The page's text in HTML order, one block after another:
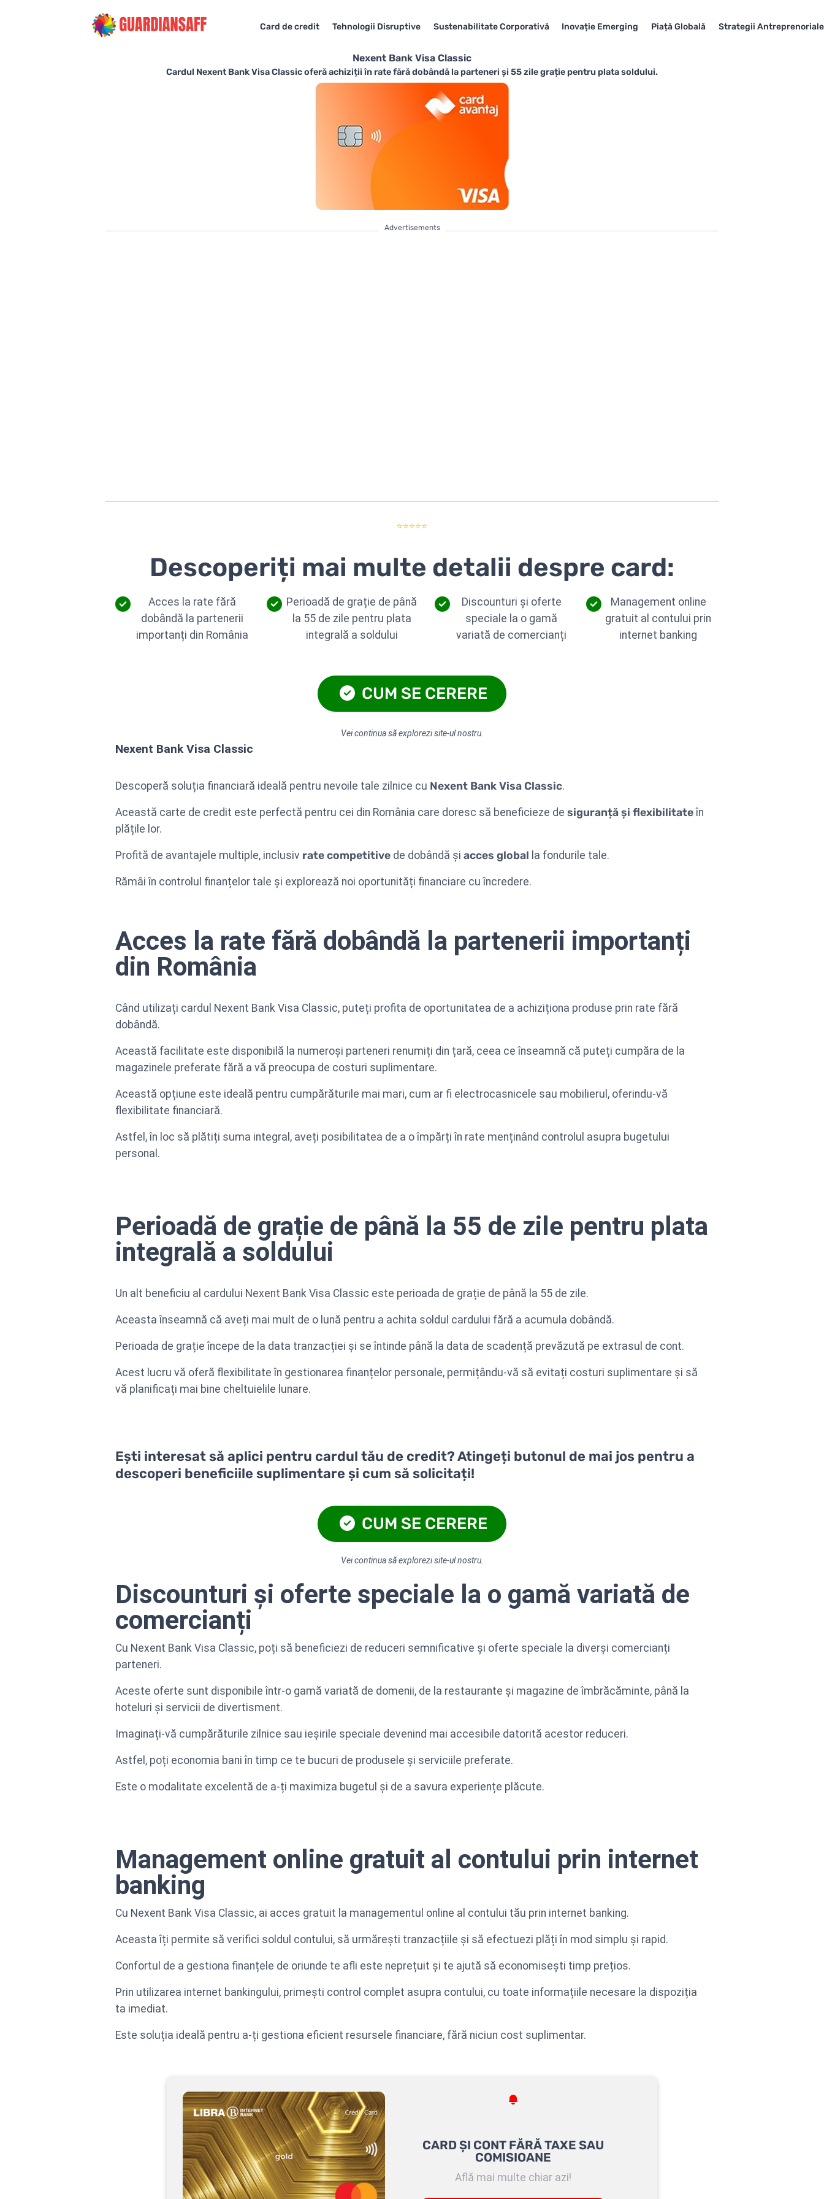
Card de credit Tehnologii Disruptive Sustenabilitate Corporativă Inovație Emerging Piață Globală Strategii Antreprenoriale
Nexent Bank Visa Classic
Cardul Nexent Bank Visa Classic oferă achiziții în rate fără dobândă la parteneri și 55 zile grație pentru plata soldului.
Advertisements
⭐⭐⭐⭐⭐
Descoperiți mai multe detalii despre card:
Acces la rate fără
dobândă la partenerii
importanți din România
Perioadă de grație de până
la 55 de zile pentru plata
integrală a soldului
Discounturi și oferte
speciale la o gamă
variată de comercianți
Management online
gratuit al contului prin
internet banking
CUM SE CERERE
Vei continua să explorezi site-ul nostru.
Nexent Bank Visa Classic
Descoperă soluția financiară ideală pentru nevoile tale zilnice cu Nexent Bank Visa Classic.
Această carte de credit este perfectă pentru cei din România care doresc să beneficieze de siguranță și flexibilitateîn
plățile lor.
Profită de avantajele multiple, inclusiv rate competitive de dobândă și acces global la fondurile tale.
Rămâi în controlul finanțelor tale și explorează noi oportunități financiare cu încredere.
Acces la rate fără dobândă la partenerii importanți
din România
Când utilizați cardul Nexent Bank Visa Classic, puteți profita de oportunitatea de a achiziționa produse prin rate fără
dobândă.
Această facilitate este disponibilă la numeroși parteneri renumiți din țară, ceea ce înseamnă că puteți cumpăra de la
magazinele preferate fără a vă preocupa de costuri suplimentare.
Această opțiune este ideală pentru cumpărăturile mai mari, cum ar fi electrocasnicele sau mobilierul, oferindu-vă
flexibilitate financiară.
Astfel, în loc să plătiți suma integral, aveți posibilitatea de a o împărți în rate menținând controlul asupra bugetului
personal.
Perioadă de grație de până la 55 de zile pentru plata
integrală a soldului
Un alt beneficiu al cardului Nexent Bank Visa Classic este perioada de grație de până la 55 de zile.
Aceasta înseamnă că aveți mai mult de o lună pentru a achita soldul cardului fără a acumula dobândă.
Perioada de grație începe de la data tranzacției și se întinde până la data de scadență prevăzută pe extrasul de cont.
Acest lucru vă oferă flexibilitate în gestionarea finanțelor personale, permițându-vă să evitați costuri suplimentare și să
vă planificați mai bine cheltuielile lunare.
Ești interesat să aplici pentru cardul tău de credit? Atingeți butonul de mai jos pentru a
descoperi beneficiile suplimentare și cum să solicitați!
CUM SE CERERE
Vei continua să explorezi site-ul nostru.
Discounturi și oferte speciale la o gamă variată de
comercianți
Cu Nexent Bank Visa Classic, poți să beneficiezi de reduceri semnificative și oferte speciale la diverși comercianți
parteneri.
Aceste oferte sunt disponibile într-o gamă variată de domenii, de la restaurante și magazine de îmbrăcăminte, până la
hoteluri și servicii de divertisment.
Imaginați-vă cumpărăturile zilnice sau ieșirile speciale devenind mai accesibile datorită acestor reduceri.
Astfel, poți economia bani în timp ce te bucuri de produsele și serviciile preferate.
Este o modalitate excelentă de a-ți maximiza bugetul și de a savura experiențe plăcute.
Management online gratuit al contului prin internet
banking
Cu Nexent Bank Visa Classic, ai acces gratuit la managementul online al contului tău prin internet banking.
Aceasta îți permite să verifici soldul contului, să urmărești tranzacțiile și să efectuezi plăți în mod simplu și rapid.
Confortul de a gestiona finanțele de oriunde te afli este neprețuit și te ajută să economisești timp prețios.
Prin utilizarea internet bankingului, primești control complet asupra contului, cu toate informațiile necesare la dispoziția
ta imediat.
Este soluția ideală pentru a-ți gestiona eficient resursele financiare, fără niciun cost suplimentar.
CARD ȘI CONT FĂRĂ TAXE SAU
COMISIOANE
Află mai multe chiar azi!